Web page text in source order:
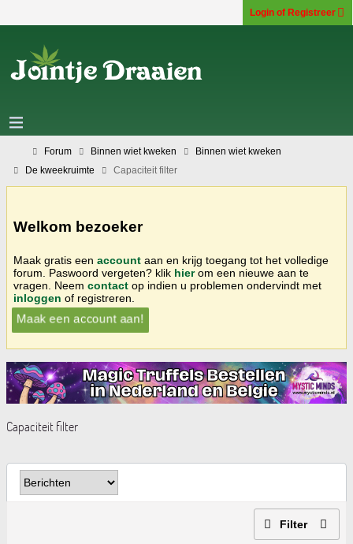
Login of Registreer
Forum Binnen wiet kweken
Binnen wiet kweken
De kweekruimte
Capaciteit filter
Welkom bezoeker
Maak gratis een account aan en krijg toegang tot het volledige
forum. Paswoord vergeten? klik hierom een nieuwe aan te
vragen. Neem contact op indien u problemen ondervindt met
inloggen of registreren.
Maak een account aan!
Capaciteit filter
Filter